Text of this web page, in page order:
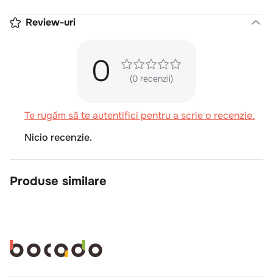
Review-uri
0 (0 recenzii)
Te rugăm să te autentifici pentru a scrie o recenzie.
Nicio recenzie.
Produse similare